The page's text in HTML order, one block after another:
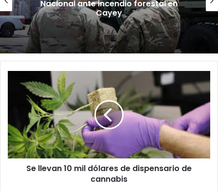
Planificador cuestiona aprobación
de consulta de ubicación de Esencia
llevan
dólares
de
dispensario
de
cannabis
Se llevan 10 mil dólares de dispensario de
cannabis